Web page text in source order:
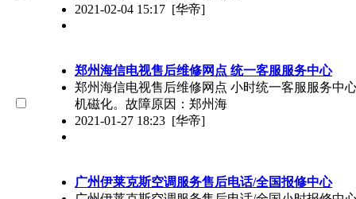
2021-02-04 15:17 [华帝]
郑州海信电视售后维修网点 统一客服服务中心
郑州海信电视售后维修网点 小时统一客服服务中
机磁化。故障原因：郑州海
2021-01-27 18:23 [华帝]
广州伊莱克斯空调服务售后电话/全国报修中心